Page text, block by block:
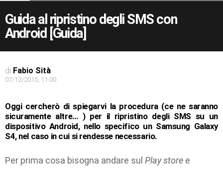
Guida al ripristino degli SMS con
Android [Guida]
di Fabio Sità
07/12/2015, 11:00
Oggi cercherò di spiegarvi la procedura (ce ne saranno
sicuramente altre… ) per il ripristino degli SMS su un
dispositivo Android, nello specifico un Samsung Galaxy
S4, nel caso in cui si rendesse necessario.
Per prima cosa bisogna andare sul Play store e